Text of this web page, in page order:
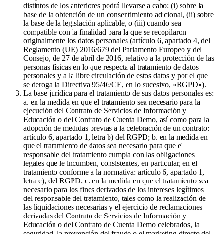
distintos de los anteriores podrá llevarse a cabo: (i) sobre la
base de la obtención de un consentimiento adicional, (ii) sobre
la base de la legislación aplicable, o (iii) cuando sea
compatible con la finalidad para la que se recopilaron
originalmente los datos personales (artículo 6, apartado 4, del
Reglamento (UE) 2016/679 del Parlamento Europeo y del
Consejo, de 27 de abril de 2016, relativo a la protección de las
personas físicas en lo que respecta al tratamiento de datos
personales y a la libre circulación de estos datos y por el que
se deroga la Directiva 95/46/CE, en lo sucesivo, «RGPD»).
La base jurídica para el tratamiento de sus datos personales es:
a. en la medida en que el tratamiento sea necesario para la
ejecución del Contrato de Servicios de Información y
Educación o del Contrato de Cuenta Demo, así como para la
adopción de medidas previas a la celebración de un contrato:
artículo 6, apartado 1, letra b) del RGPD; b. en la medida en
que el tratamiento de datos sea necesario para que el
responsable del tratamiento cumpla con las obligaciones
legales que le incumben, consistentes, en particular, en el
tratamiento conforme a la normativa: artículo 6, apartado 1,
letra c), del RGPD; c. en la medida en que el tratamiento sea
necesario para los fines derivados de los intereses legítimos
del responsable del tratamiento, tales como la realización de
las liquidaciones necesarias y el ejercicio de reclamaciones
derivadas del Contrato de Servicios de Información y
Educación o del Contrato de Cuenta Demo celebrados, la